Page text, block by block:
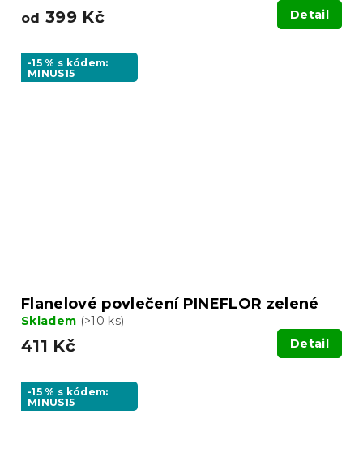
od 399 Kč Detail
-15 % s kódem:
MINUS15
Flanelové povlečení PINEFLOR zelené
Skladem (>10 ks)
411 Kč Detail
-15 % s kódem:
MINUS15